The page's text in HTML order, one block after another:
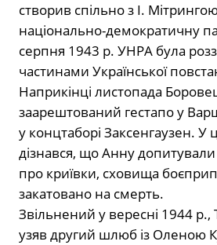
створив спільно з І.
національно-демократичну
серпня 1943 р. УНРА була
частинами Української
Наприкінці листопада
заарештований гестапо у
у концтаборі Заксенгаузен. У
дізнався, що Анну допитували
про криївки, сховища
закатовано на смерть.
Звільнений у вересні 1944 р.,
узяв другий шлюб із Оленою